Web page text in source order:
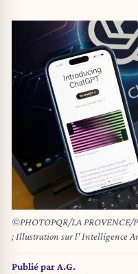
©PHOTOPQR/LA PROVENCE/
; Illustration sur l' Intelligence
Publié par A.G.